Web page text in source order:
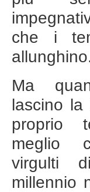
che i
Ma
lascino la
proprio
meglio
virgulti
millennio